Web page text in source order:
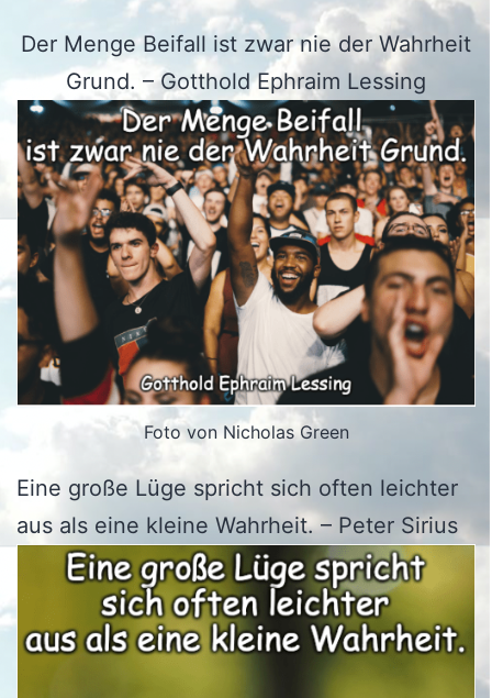
Der Menge Beifall ist zwar nie der Wahrheit
Grund. – Gotthold Ephraim Lessing
Foto von Nicholas Green
Eine große Lüge spricht sich often leichter
aus als eine kleine Wahrheit. – Peter Sirius